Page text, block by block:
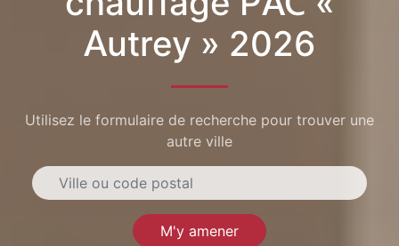
Autrey » 2026
Utilisez le formulaire de recherche pour trouver une
autre ville
M'y amener